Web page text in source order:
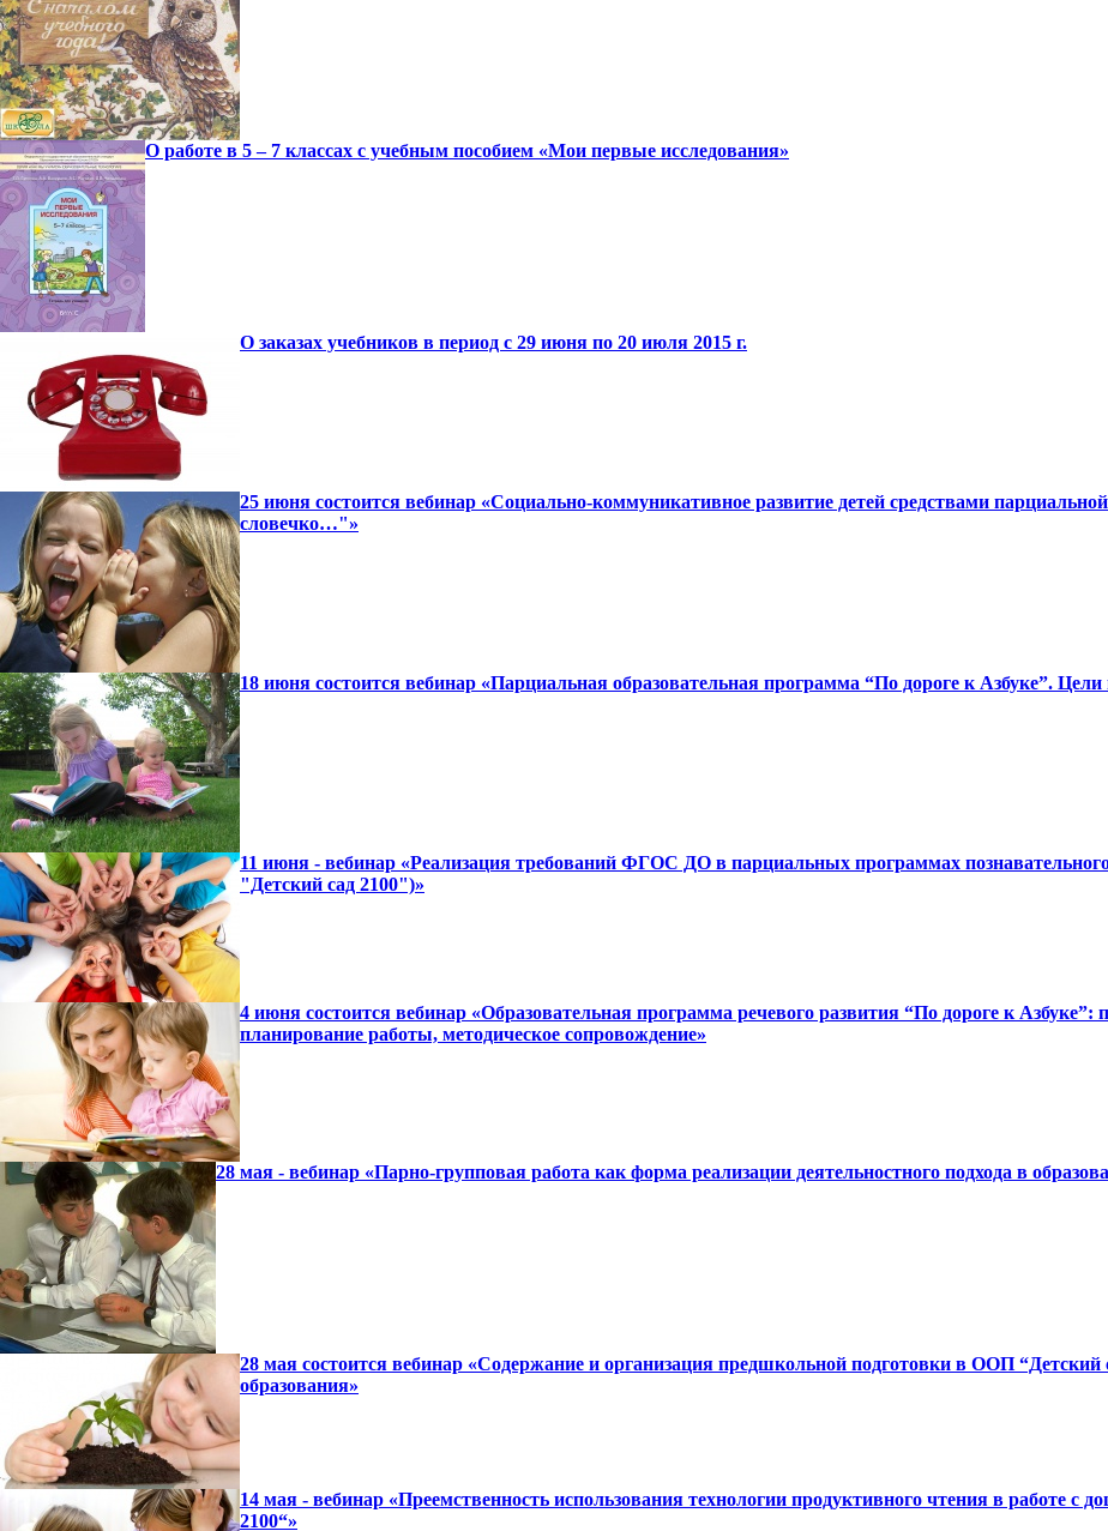
О работе в 5 – 7 классах с учебным пособием «Мои первые исследования»
О заказах учебников в период с 29 июня по 20 июля 2015 г.
25 июня состоится вебинар «Социально-коммуникативное развитие детей средствами
словечко…"»
18 июня состоится вебинар «Парциальная образовательная программа “По дороге к Азбуке”. Цели
11 июня - вебинар «Реализация требований ФГОС ДО в парциальных программах
"Детский сад 2100")»
4 июня состоится вебинар «Образовательная программа речевого развития “По дороге к
планирование работы, методическое сопровождение»
28 мая - вебинар «Парно-групповая работа как форма реализации деятельностного подхода в
28 мая состоится вебинар «Содержание и организация предшкольной подготовки в ООП “Детский
образования»
14 мая - вебинар «Преемственность использования технологии продуктивного чтения в
2100“»